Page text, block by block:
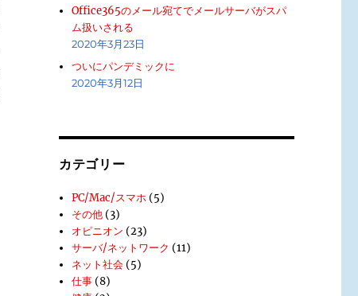
Office365のメール宛てでメールサーバがスパ
ム扱いされる
2020年3月23日
ついにパンデミックに
2020年3月12日
カテゴリー
PC/Mac/スマホ (5)
その他(3)
オピニオン (23)
サーバ/ネットワーク (11)
ネット社会(5)
仕事(8)